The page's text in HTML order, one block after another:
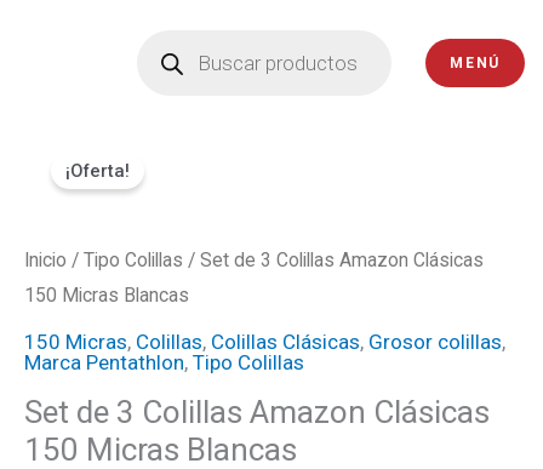
productos
MENÚ
¡Oferta!
Inicio / Tipo Colillas / Set de 3 Colillas Amazon Clásicas
150 Micras Blancas
150 Micras, Colillas, Colillas Clásicas, Grosor colillas,
Marca Pentathlon, Tipo Colillas
Set de 3 Colillas Amazon Clásicas
150 Micras Blancas
original
₡1300.
actual
₡1105.
Colillas
Amazon
Clásicas
150
Micras
Blancas